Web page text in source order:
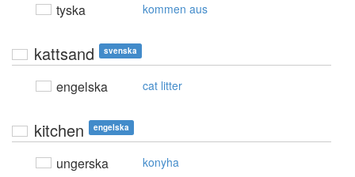
tyska kommen aus
kattsand svenska
engelska cat litter
kitchen engelska
ungerska konyha